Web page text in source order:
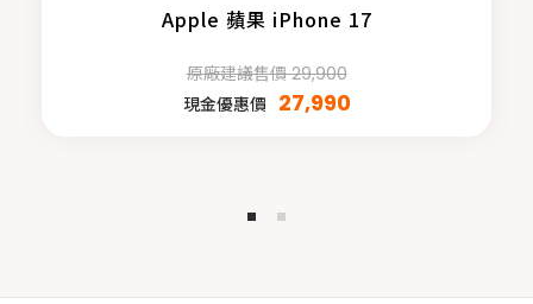
Apple 蘋果 iPhone 17
原廠建議售價 29,900
現金優惠價 27,990